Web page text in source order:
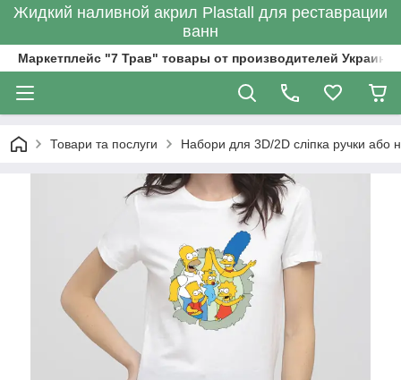
Жидкий наливной акрил Plastall для реставрации
ванн
Маркетплейс "7 Трав" товары от производителей
Товари та послуги Набори для 3D/2D сліпка ручки або